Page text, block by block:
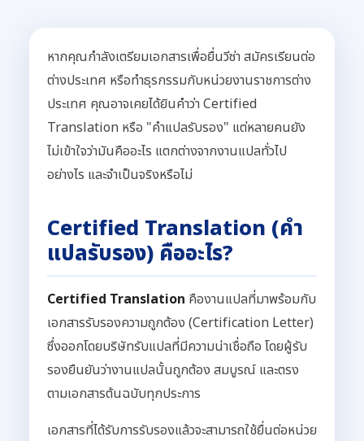
หากคุณกำลังเตรียมเอกสารเพื่อยื่นวีซ่า สมัครเรียนต่อ
ต่างประเทศ หรือทำธุรกรรมกับหน่วยงานราชการต่าง
ประเทศ คุณอาจเคยได้ยินคำว่า Certified
Translation หรือ "คำแปลรับรอง" แต่หลายคนยัง
ไม่เข้าใจว่ามันคืออะไร แตกต่างจากงานแปลทั่วไป
อย่างไร และจำเป็นจริงหรือไม่
Certified Translation (คำ
แปลรับรอง) คืออะไร?
Certified Translation คืองานแปลที่มาพร้อมกับ
เอกสารรับรองความถูกต้อง (Certification Letter)
ซึ่งออกโดยบริษัทรับแปลที่มีความน่าเชื่อถือ โดยผู้รับ
รองยืนยันว่างานแปลนั้นถูกต้อง สมบูรณ์ และตรง
ตามเอกสารต้นฉบับทุกประการ
เอกสารที่ได้รับการรับรองแล้วจะสามารถใช้ยื่นต่อหน่วย